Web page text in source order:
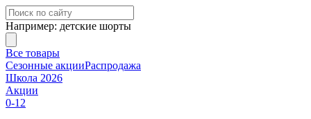
Например: детские шорты
Все товары
Сезонные акцииРаспродажа
Школа 2026
Акции
0-12